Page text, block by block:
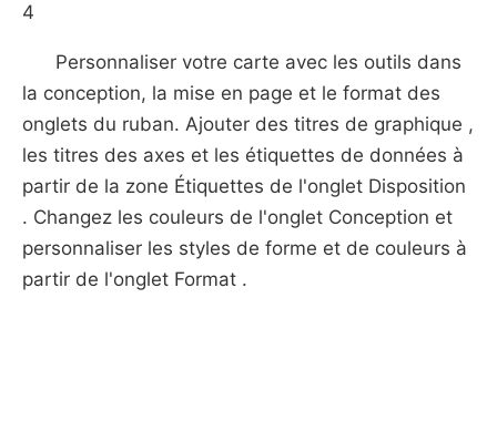
4
Personnaliser votre carte avec les outils dans
la conception, la mise en page et le format des
onglets du ruban. Ajouter des titres de graphique ,
les titres des axes et les étiquettes de données à
partir de la zone Étiquettes de l'onglet Disposition
. Changez les couleurs de l'onglet Conception et
personnaliser les styles de forme et de couleurs à
partir de l'onglet Format .